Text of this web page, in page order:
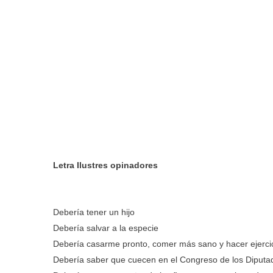
Letra Ilustres opinadores
Debería tener un hijo
Debería salvar a la especie
Debería casarme pronto, comer más sano y hacer
Debería saber que cuecen en el Congreso de los